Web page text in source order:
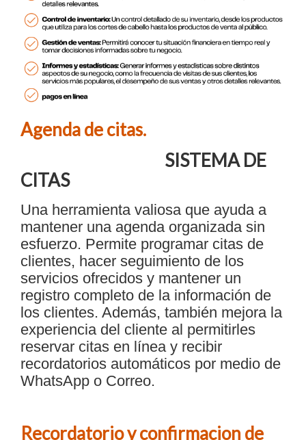
Agenda de citas.
SISTEMA DE
CITAS
Una herramienta valiosa que ayuda a
mantener una agenda organizada sin
esfuerzo. Permite programar citas de
clientes, hacer seguimiento de los
servicios ofrecidos y mantener un
registro completo de la información de
los clientes. Además, también mejora la
experiencia del cliente al permitirles
reservar citas en línea y recibir
recordatorios automáticos por medio de
WhatsApp o Correo.
Recordatorio y confirmacion de